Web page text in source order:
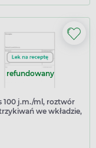
refundowany
100 j.m./ml, roztwór
we wkładzie,